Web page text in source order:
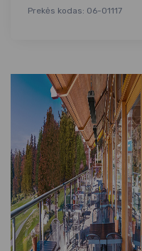
Prekės kodas: 06-01117